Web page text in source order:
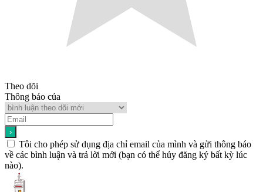
Theo dõi
Thông báo của
Tôi cho phép sử dụng địa chỉ email của mình và gửi thông báo
về các bình luận và trả lời mới (bạn có thể hủy đăng ký bất kỳ lúc
nào).